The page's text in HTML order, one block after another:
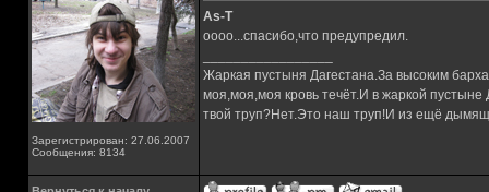
Зарегистрирован: 27.06.2007
Сообщения: 8134
As-T
оооо...спасибо,что предупредил.
Жаркая пустыня Дагестана.За высоким
моя,моя,моя кровь течёт.И в жаркой
твой труп?Нет.Это наш труп!И из ещё